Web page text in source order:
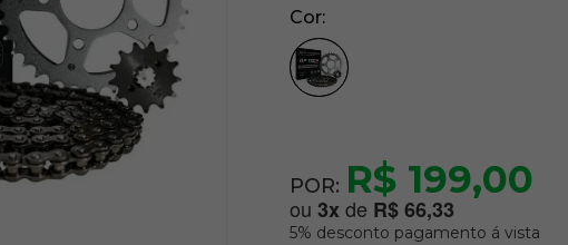
Cor
POR: R$ 199,00
ou 3xde R$ 66,33
5% desconto pagamento á vista